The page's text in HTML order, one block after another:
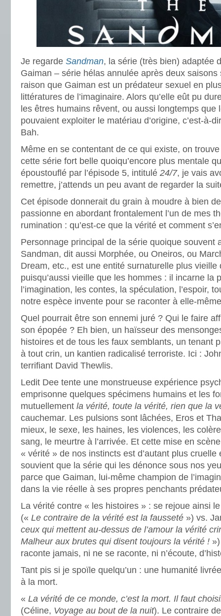
Je regarde Sandman, la série (très bien) adaptée
Gaiman – série hélas annulée après deux
raison que Gaiman est un prédateur sexuel en
littératures de l’imaginaire. Alors qu’elle eût pu
les êtres humains rêvent, ou aussi longtemps que
pouvaient exploiter le matériau d’origine, c’est-à-
Bah.
Même en se contentant de ce qui existe, on
cette série fort belle quoiqu’encore plus mentale
époustouflé par l’épisode 5, intitulé 24/7, je vais
remettre, j’attends un peu avant de regarder la
Cet épisode donnerait du grain à moudre à bien
passionne en abordant frontalement l’un de mes
rumination : qu’est-ce que la vérité et comment
Personnage principal de la série quoique souvent
Sandman, dit aussi Morphée, ou Oneiros, ou
Dream, etc., est une entité surnaturelle plus vieille
puisqu’aussi vieille que les hommes : il incarne la
l’imagination, les contes, la spéculation, l’espoir,
notre espèce invente pour se raconter à elle-
Quel pourrait être son ennemi juré ? Qui le faire
son épopée ? Eh bien, un haïsseur des
histoires et de tous les faux semblants, un tenant
à tout crin, un kantien radicalisé terroriste. Ici :
terrifiant David Thewlis.
Ledit Dee tente une monstrueuse expérience
emprisonne quelques spécimens humains et les
mutuellement la vérité, toute la vérité, rien que la
cauchemar. Les pulsions sont lâchées, Eros et
mieux, le sexe, les haines, les violences, les
sang, le meurtre à l’arrivée. Et cette mise en
« vérité » de nos instincts est d’autant plus cruelle
souvient que la série qui les dénonce sous nos
parce que Gaiman, lui-même champion de
dans la vie réelle à ses propres penchants
La vérité contre « les histoires » : se rejoue ainsi
(« Le contraire de la vérité est la fausseté ») vs.
ceux qui mettent au-dessus de l’amour la vérité
Malheur aux brutes qui disent toujours la vérité !
raconte jamais, ni ne se raconte, ni n’écoute,
Tant pis si je spoïle quelqu’un : une humanité
à la mort.
« La vérité de ce monde, c’est la mort. Il faut
(Céline, Voyage au bout de la nuit). Le contraire